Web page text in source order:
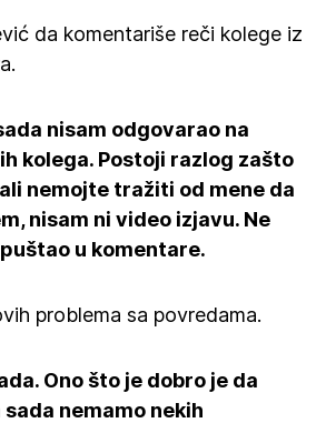
da komentariše reči kolege iz
nisam odgovarao na
kolega. Postoji razlog zašto
nemojte tražiti od mene da
nisam ni video izjavu. Ne
u komentare.
problema sa povredama.
Ono što je dobro je da
nemamo nekih